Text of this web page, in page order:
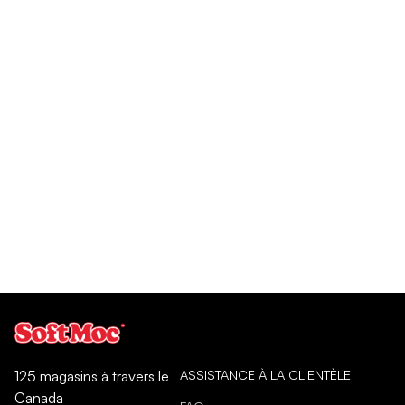
125 magasins à travers le
Canada
ASSISTANCE À LA CLIENTÈLE